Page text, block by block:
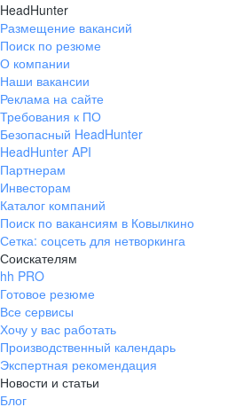
HeadHunter
Размещение вакансий
Поиск по резюме
О компании
Наши вакансии
Реклама на сайте
Требования к ПО
Безопасный HeadHunter
HeadHunter API
Партнерам
Инвесторам
Каталог компаний
Поиск по вакансиям в Ковылкино
Сетка: соцсеть для нетворкинга
Соискателям
hh PRO
Готовое резюме
Все сервисы
Хочу у вас работать
Производственный календарь
Экспертная рекомендация
Новости и статьи
Блог